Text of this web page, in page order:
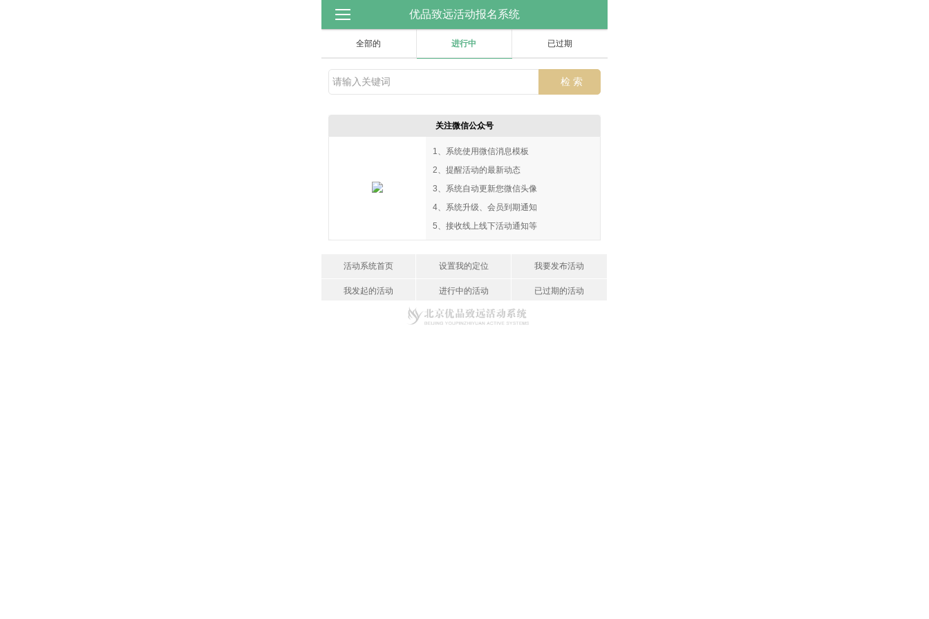
优品致远活动报名系统
全部的 进行中 已过期
关注微信公众号
1、系统使用微信消息模板
2、提醒活动的最新动态
3、系统自动更新您微信头像
4、系统升级、会员到期通知
5、接收线上线下活动通知等
活动系统首页 设置我的定位 我要发布活动
我发起的活动 进行中的活动 已过期的活动